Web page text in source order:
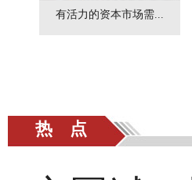
有活力的资本市场需...
热 点